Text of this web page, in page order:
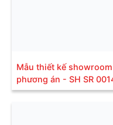
Mẫu thiết kế
phương án - SH SR